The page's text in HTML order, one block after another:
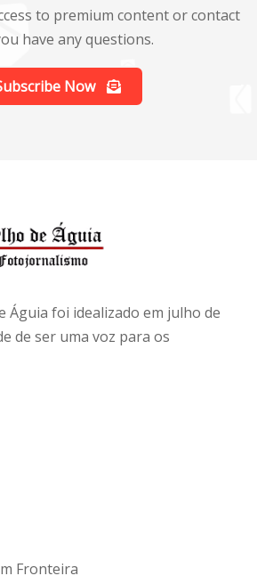
to premium content or contact
have any questions.
Now
Águia foi idealizado em julho de
de ser uma voz para os
Fronteira